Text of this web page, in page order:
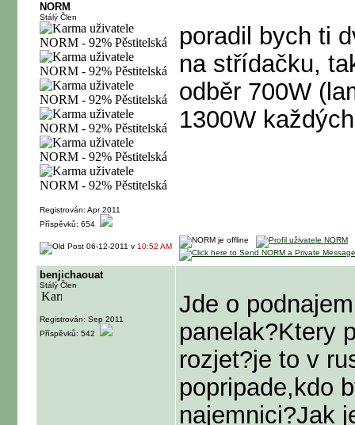
NORM
Stálý Člen
Registrován: Apr 2011
Příspěvků: 654
poradil bych ti
na střídačku,
odběr 700W
1300W
06-12-2011 v 10:52 AM
benjichaouat
Stálý Člen
Registrován: Sep 2011
Příspěvků: 542
Jde o
panelak?Ktery
rozjet?je to v
popripade,kdo
najemnici?Jak